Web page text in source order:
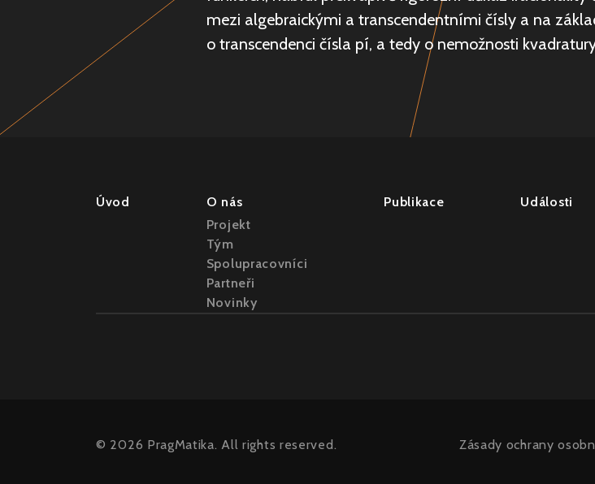
mezi algebraickými a transcendentními čísly a na
o transcendenci čísla pí, a tedy o nemožnosti
Úvod
O nás
Projekt
Tým
Spolupracovníci
Partneři
Novinky
Publikace Události
© 2026 PragMatika. All rights reserved. Zásady ochrany